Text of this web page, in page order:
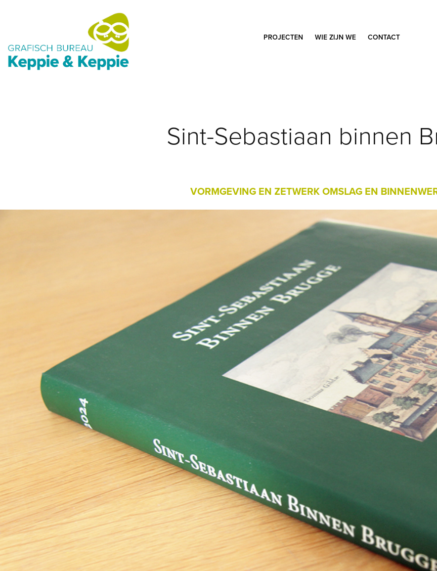
PROJECTEN WIE ZIJN WE CONTACT
Sint-Sebastiaan binnen
VORMGEVING EN ZETWERK OMSLAG EN